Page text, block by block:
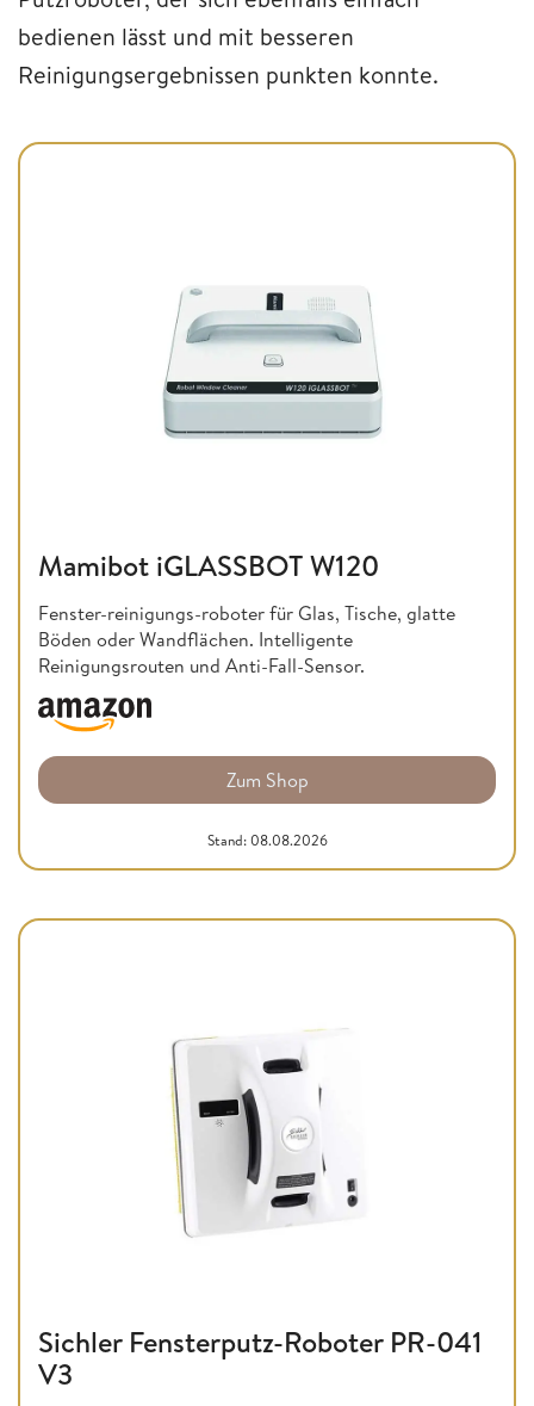
bedienen lässt und mit besseren
Reinigungsergebnissen punkten konnte.
Mamibot iGLASSBOT W120
Fenster-reinigungs-roboter für Glas, Tische, glatte
Böden oder Wandflächen. Intelligente
Reinigungsrouten und Anti-Fall-Sensor.
Zum Shop
Stand: 08.08.2026
Sichler Fensterputz-Roboter PR-041
V3